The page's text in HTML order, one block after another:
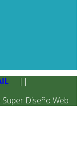
||
Diseño Web